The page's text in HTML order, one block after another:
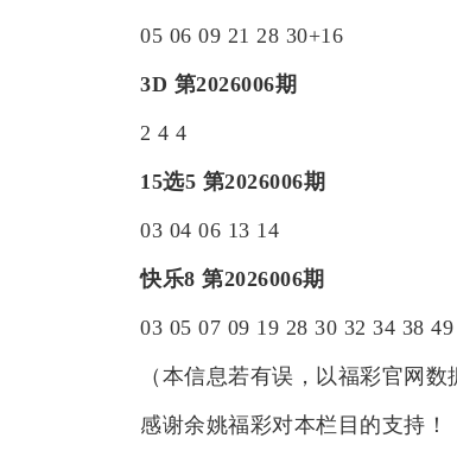
05 06 09 21 28 30+16
3D 第2026006期
2 4 4
15选5 第2026006期
03 04 06 13 14
快乐8 第2026006期
03 05 07 09 19 28 30 32 34 38 49
（本信息若有误，以福彩官网数
感谢余姚福彩对本栏目的支持！